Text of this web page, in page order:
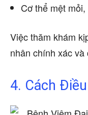
Cơ thể mệt
Việc thăm khám
nhân chính xác
4. Cách